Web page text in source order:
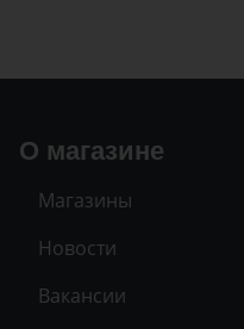
О магазине
Магазины
Новости
Вакансии